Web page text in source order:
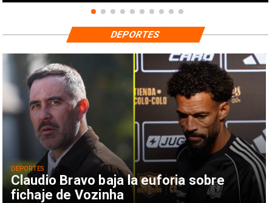
Claudio Bravo baja la euforia sobre
fichaje de Vozinha
DEPORTES
DEPORTES